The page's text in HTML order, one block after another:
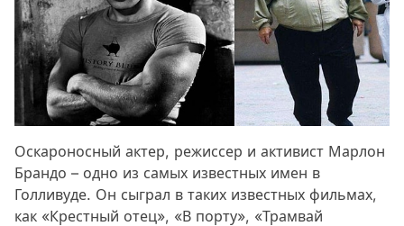
Оскароносный актер, режиссер и активист Марлон
Брандо – одно из самых известных имен в
Голливуде. Он сыграл в таких известных фильмах,
как «Крестный отец», «В порту», «Трамвай